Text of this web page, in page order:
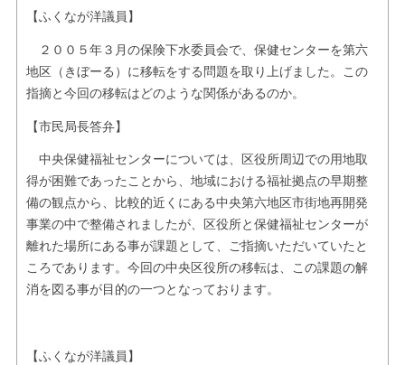
【ふくなが洋議員】
２００５年３月の保険下水委員会で、保健センターを第六
地区（きぼーる）に移転をする問題を取り上げました。この
指摘と今回の移転はどのような関係があるのか。
【市民局長答弁】
中央保健福祉センターについては、区役所周辺での用地取
得が困難であったことから、地域における福祉拠点の早期整
備の観点から、比較的近くにある中央第六地区市街地再開発
事業の中で整備されましたが、区役所と保健福祉センターが
離れた場所にある事が課題として、ご指摘いただいていたと
ころであります。今回の中央区役所の移転は、この課題の解
消を図る事が目的の一つとなっております。
【ふくなが洋議員】